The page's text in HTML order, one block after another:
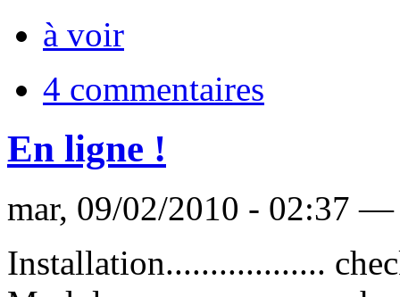
à voir
4 commentaires
En ligne !
mar, 09/02/2010 - 02:37
Installation..................